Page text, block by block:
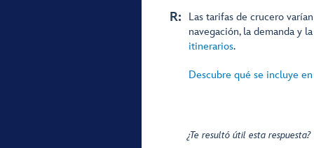
R:
Las tarifas de crucero
navegación, la demanda y
itinerarios.
Descubre qué se incluye
¿Te resultó útil esta respuesta?